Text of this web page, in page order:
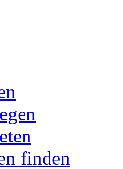
finden